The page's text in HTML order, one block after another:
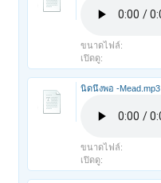
ขนาดไฟล์:
เปิดดู:
นิดนึงพอ -Mead.mp3
ขนาดไฟล์:
เปิดดู: